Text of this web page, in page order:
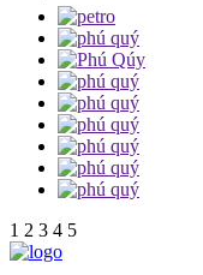
1 2 3 4 5